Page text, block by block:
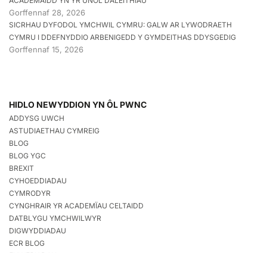
Gorffennaf 28, 2026
SICRHAU DYFODOL YMCHWIL CYMRU: GALW AR LYWODRAETH
CYMRU I DDEFNYDDIO ARBENIGEDD Y GYMDEITHAS DDYSGEDIG
Gorffennaf 15, 2026
HIDLO NEWYDDION YN ÔL PWNC
ADDYSG UWCH
ASTUDIAETHAU CYMREIG
BLOG
BLOG YGC
BREXIT
CYHOEDDIADAU
CYMRODYR
CYNGHRAIR YR ACADEMÏAU CELTAIDD
DATBLYGU YMCHWILWYR
DIGWYDDIADAU
ECR BLOG